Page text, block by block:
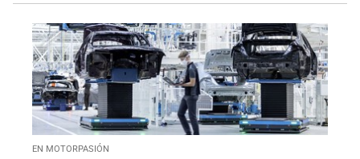
EN MOTORPASIÓN